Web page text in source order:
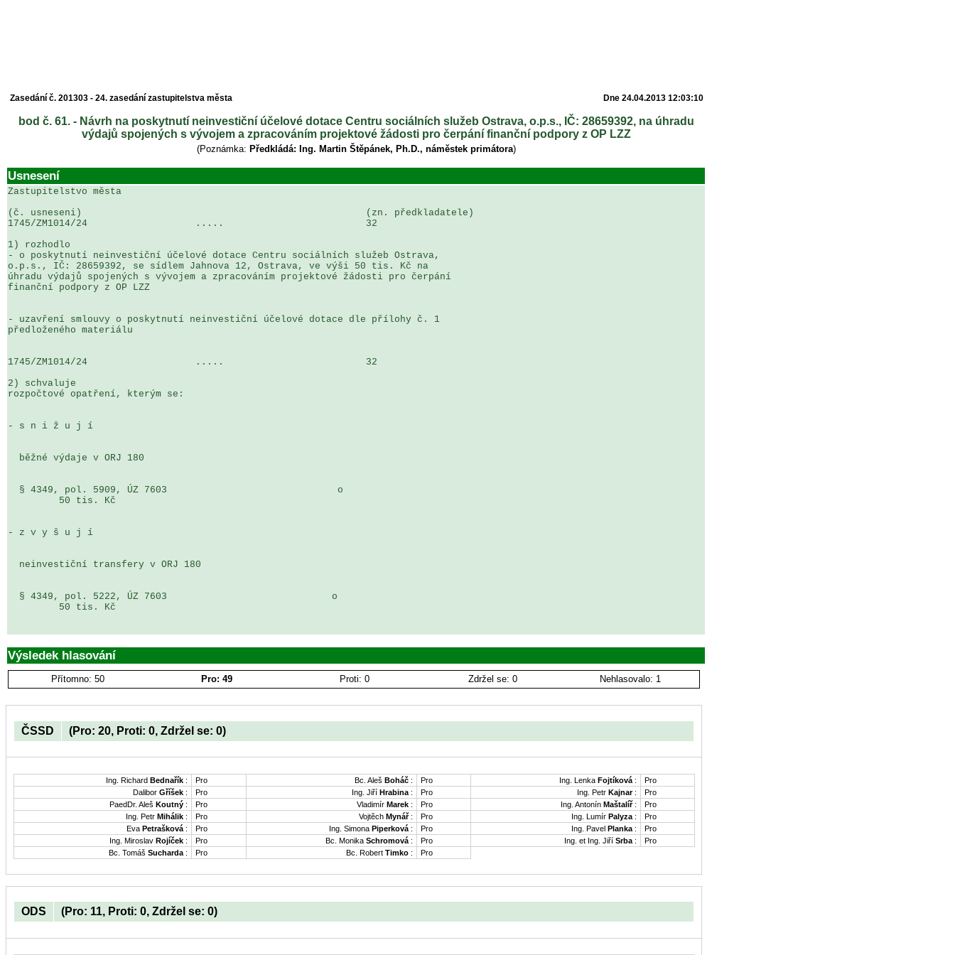
Zasedání č. 201303 - 24. zasedání zastupitelstva města Dne 24.04.2013 12:03:10
bod č. 61. - Návrh na poskytnutí neinvestiční účelové dotace Centru sociálních služeb Ostrava, o.p.s., IČ: 28659392, na úhradu
výdajů spojených s vývojem a zpracováním projektové žádosti pro čerpání finanční podpory z OP LZZ
(Poznámka: Předkládá: Ing. Martin Štěpánek, Ph.D., náměstek primátora)
Usnesení
Zastupitelstvo města
(č. usneseni)                                                  (zn. předkladatele)
1745/ZM1014/24                   .....                         32
1) rozhodlo
- o poskytnutí neinvestiční účelové dotace Centru sociálních služeb Ostrava,
o.p.s., IČ: 28659392, se sídlem Jahnova 12, Ostrava, ve výši 50 tis. Kč na
úhradu výdajů spojených s vývojem a zpracováním projektové žádosti pro čerpání
finanční podpory z OP LZZ
- uzavření smlouvy o poskytnutí neinvestiční účelové dotace dle přílohy č. 1
předloženého materiálu
1745/ZM1014/24                   .....                         32
2) schvaluje
rozpočtové opatření, kterým se:
- s n i ž u j í
- z v y š u j í
Výsledek hlasování
Přítomno: 50 Pro: 49 Proti: 0 Zdržel se: 0 Nehlasovalo: 1
ČSSD (Pro: 20, Proti: 0, Zdržel se: 0)
Ing. Richard Bednařík : Pro Bc. Aleš Boháč : Pro Ing. Lenka Fojtíková :
Pro
Dalibor Gříšek : Pro Ing. Jiří Hrabina : Pro Ing. Petr Kajnar:
Pro
PaedDr. Aleš Koutný : Pro Vladimír Marek : Pro Ing. Antonín Maštalíř:
Pro
Ing. Petr Mihálik : Pro Vojtěch Mynář: Pro Ing. Lumír Palyza :
Pro
Eva Petrašková : Pro Ing. Simona Piperková : Pro Ing. Pavel Planka :
Pro
Ing. Miroslav Rojíček : Pro Bc. Monika Schromová : Pro Ing. et Ing. Jiří Srba :
Pro
Bc. Tomáš Sucharda : Pro Bc. Robert Timko : Pro
ODS (Pro: 11, Proti: 0, Zdržel se: 0)